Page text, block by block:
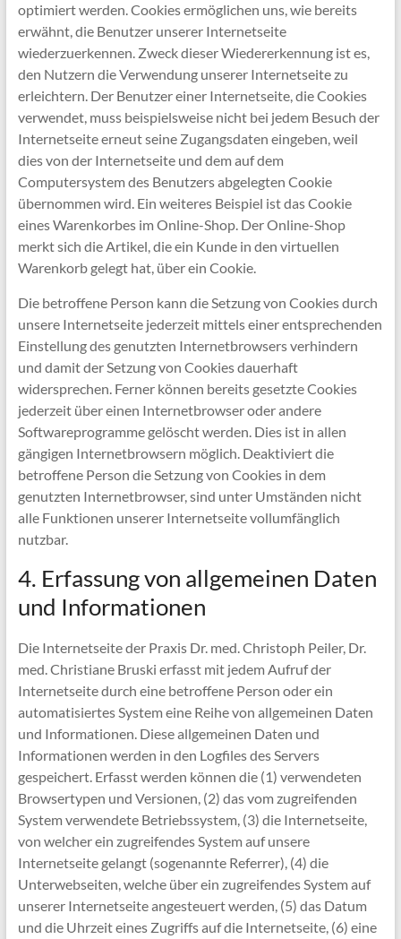
optimiert werden. Cookies ermöglichen uns, wie bereits
erwähnt, die Benutzer unserer Internetseite
wiederzuerkennen. Zweck dieser Wiedererkennung ist es,
den Nutzern die Verwendung unserer Internetseite zu
erleichtern. Der Benutzer einer Internetseite, die Cookies
verwendet, muss beispielsweise nicht bei jedem Besuch der
Internetseite erneut seine Zugangsdaten eingeben, weil
dies von der Internetseite und dem auf dem
Computersystem des Benutzers abgelegten Cookie
übernommen wird. Ein weiteres Beispiel ist das Cookie
eines Warenkorbes im Online-Shop. Der Online-Shop
merkt sich die Artikel, die ein Kunde in den virtuellen
Warenkorb gelegt hat, über ein Cookie.
Die betroffene Person kann die Setzung von Cookies durch
unsere Internetseite jederzeit mittels einer entsprechenden
Einstellung des genutzten Internetbrowsers verhindern
und damit der Setzung von Cookies dauerhaft
widersprechen. Ferner können bereits gesetzte Cookies
jederzeit über einen Internetbrowser oder andere
Softwareprogramme gelöscht werden. Dies ist in allen
gängigen Internetbrowsern möglich. Deaktiviert die
betroffene Person die Setzung von Cookies in dem
genutzten Internetbrowser, sind unter Umständen nicht
alle Funktionen unserer Internetseite vollumfänglich
nutzbar.
4. Erfassung von allgemeinen Daten
und Informationen
Die Internetseite der Praxis Dr. med. Christoph Peiler, Dr.
med. Christiane Bruski erfasst mit jedem Aufruf der
Internetseite durch eine betroffene Person oder ein
automatisiertes System eine Reihe von allgemeinen Daten
und Informationen. Diese allgemeinen Daten und
Informationen werden in den Logfiles des Servers
gespeichert. Erfasst werden können die (1) verwendeten
Browsertypen und Versionen, (2) das vom zugreifenden
System verwendete Betriebssystem, (3) die Internetseite,
von welcher ein zugreifendes System auf unsere
Internetseite gelangt (sogenannte Referrer), (4) die
Unterwebseiten, welche über ein zugreifendes System auf
unserer Internetseite angesteuert werden, (5) das Datum
und die Uhrzeit eines Zugriffs auf die Internetseite, (6) eine